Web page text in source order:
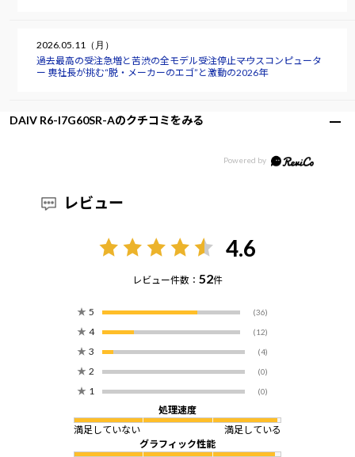
2026.05.11（月）
過去最高の受注急増と苦渋の全モデル受注停止――マウスコンピュータ
ー 軣社長が挑む“脱・メーカーのエゴ”と激動の2026年
DAIV R6-I7G60SR-Aのクチコミをみる
レビュー
4.6
レビュー件数： 52件
★ 5 (36)
★ 4 (12)
★ 3 (4)
★ 2 (0)
★ 1 (0)
処理速度
満足していない
満足している
グラフィック性能